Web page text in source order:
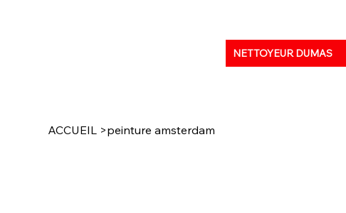
NETTOYEUR DUMAS
ACCUEIL >peinture amsterdam